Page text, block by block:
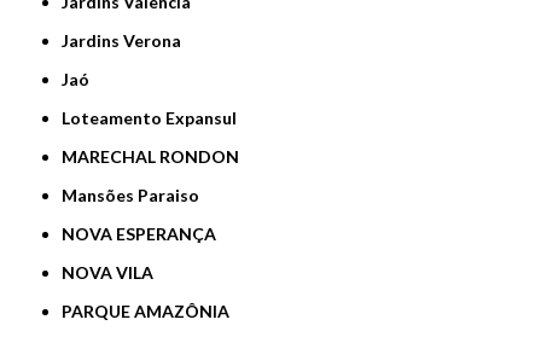
Jardins Verona
Jaó
Loteamento Expansul
MARECHAL RONDON
Mansões Paraiso
NOVA ESPERANÇA
NOVA VILA
PARQUE AMAZÔNIA